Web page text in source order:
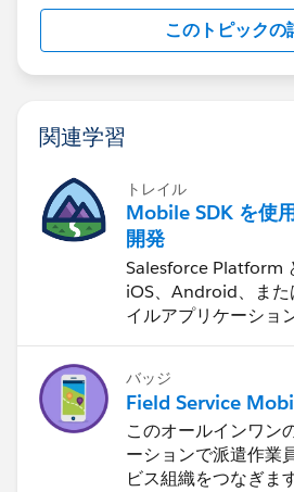
このトピックの
関連学習
トレイル
Mobile SDK を使
開発
Salesforce Platform
iOS、Android、ま
イルアプリケーショ
バッジ
Field Service
このオールインワン
ーションで派遣作業
ビス組織をつなぎます